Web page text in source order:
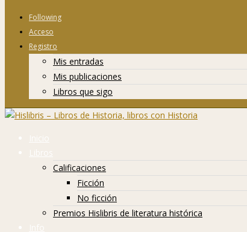
Following
Acceso
Registro
Mis entradas
Mis publicaciones
Libros que sigo
Inicio
Libros
Calificaciones
Ficción
No ficción
Premios Hislibris de literatura histórica
Info